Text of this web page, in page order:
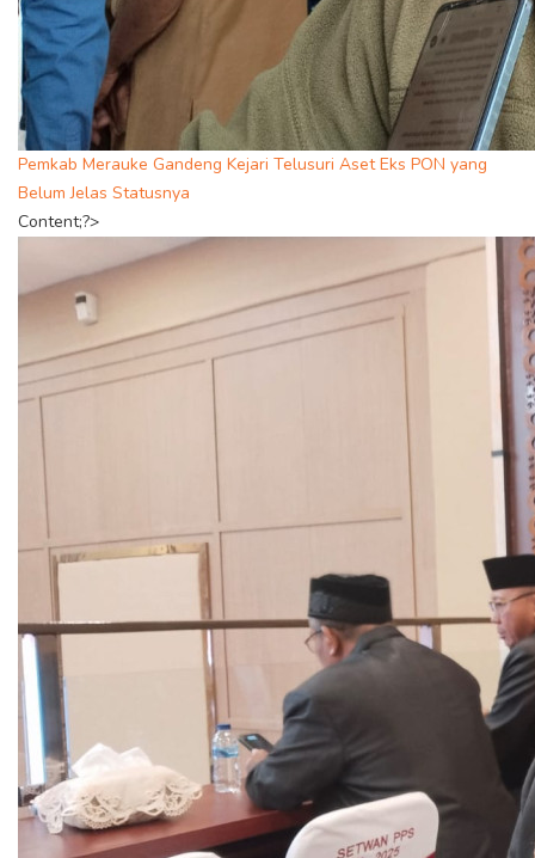
Pemkab Merauke Gandeng Kejari Telusuri Aset Eks PON yang
Belum Jelas Statusnya
Content;?>